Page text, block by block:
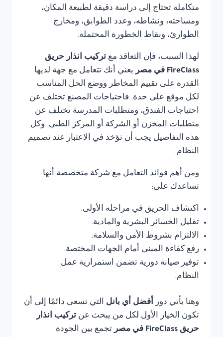
متكاملة تحتاج إلى دراسة دقيقة لطبيعة المكان،
ومساحته، ونشاطه، وعدد الطوابق، ومخارج
الطوارئ، ونقاط الخطورة المحتملة.
لهذا السبب، فإن التعاقد مع تركيب انذار حريق
FireClass في مصر
يعني أنك تتعامل مع جهة لديها
القدرة على تقييم المخاطر ووضع الحل المناسب
لكل موقع على حدة. فاحتياجات المصنع تختلف عن
احتياجات الفندق، ومتطلبات المدرسة تختلف عن
متطلبات المخزن أو الشركة أو المركز الطبي. وكل
هذه التفاصيل يجب أن تؤخذ في الاعتبار عند تصميم
النظام.
ومن أهم فوائد التعامل مع شركة متخصصة أنها
تساعدك على:
اكتشاف الحريق في مراحله الأولى.
تقليل الخسائر البشرية والمادية.
الالتزام بشروط الأمن والسلامة.
رفع كفاءة المبنى أمام الجهات المختصة.
توفير صيانة دورية تضمن استمرارية عمل
النظام.
وهنا يأتي دور أفضل أي بانل التي تسعى دائمًا إلى أن
تكون الخيار الأول لكل من يبحث عن تركيب انذار
حريق FireClass في مصر
تجمع بين الجودة